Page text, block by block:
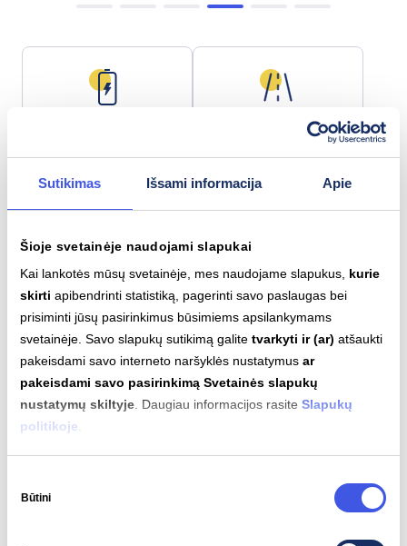
Sutikimas Išsami informacija Apie
Šioje svetainėje naudojami slapukai
Kai lankotės mūsų svetainėje, mes naudojame slapukus, kurie
skirti apibendrinti statistiką, pagerinti savo paslaugas bei
prisiminti jūsų pasirinkimus būsimiems apsilankymams
svetainėje. Savo slapukų sutikimą galitetvarkyti ir (ar) atšaukti
pakeisdami savo interneto naršyklės nustatymusar
pakeisdami savo pasirinkimą Svetainės slapukų
nustatymų skiltyje. Daugiau informacijos rasiteSlapukų
politikoje.
pasirinkimas
Būtini
Maks. nuotolis
Lėtas įkrovimas (AC)
Type 2
11kW
Greitas įkrovimas (DC)
CCS
160kW
Variklio galia